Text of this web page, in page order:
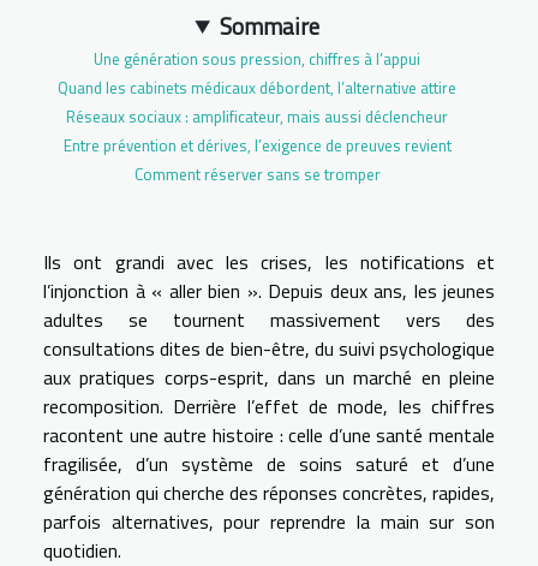
Sommaire
Une génération sous pression, chiffres à l’appui
Quand les cabinets médicaux débordent, l’alternative attire
Réseaux sociaux : amplificateur, mais aussi déclencheur
Entre prévention et dérives, l’exigence de preuves revient
Comment réserver sans se tromper
Ils ont grandi avec les crises, les notifications et
l’injonction à « aller bien ». Depuis deux ans, les jeunes
adultes se tournent massivement vers des
consultations dites de bien-être, du suivi psychologique
aux pratiques corps-esprit, dans un marché en pleine
recomposition. Derrière l’effet de mode, les chiffres
racontent une autre histoire : celle d’une santé mentale
fragilisée, d’un système de soins saturé et d’une
génération qui cherche des réponses concrètes, rapides,
parfois alternatives, pour reprendre la main sur son
quotidien.